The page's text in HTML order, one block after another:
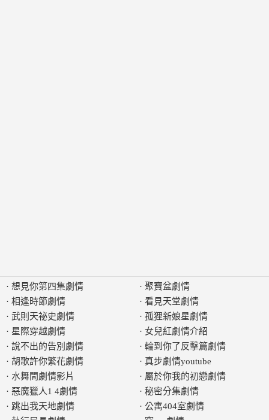
· 想見你第四集劇情
· 相逢時節劇情
· 武則天祕史劇情
· 星際穿越劇情
· 說不出的告別劇情
· 胡歌許你繁花劇情
· 水舞間劇情影片
· 惡魔獵人1 4劇情
· 跳出我天地劇情
· 聚寶盆劇情
· 看見天堂劇情
· 孤狸新娘星劇情
· 女兒紅劇情介紹
· 輪到你了反擊篇劇情
· 真步劇情youtube
· 屬於你我的初戀劇情
· 秘密分集劇情
· 公寓404室劇情